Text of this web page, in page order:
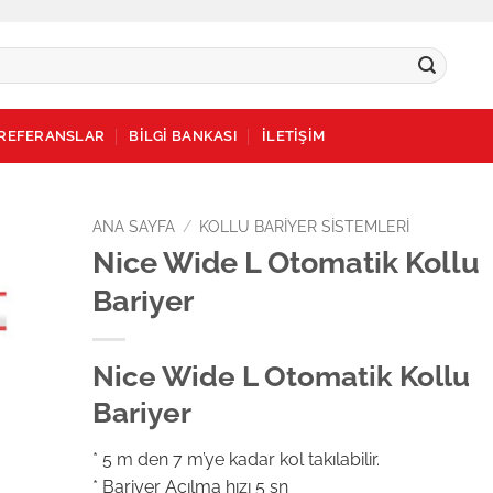
BİLGİ BANKASI İLETİŞİM
ANA SAYFA / KOLLU BARIYER SISTEMLERI
Nice Wide L Otomatik Kollu
Bariyer
Nice Wide L Otomatik Kollu
Bariyer
* 5 m den 7 m’ye kadar kol takılabilir.
* Bariyer Açılma hızı 5 sn